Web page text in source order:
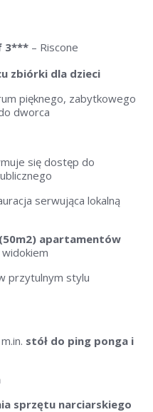
3*** – Riscone
zbiórki dla dzieci
pięknego, zabytkowego
dworca
się dostęp do
serwująca lokalną
apartamentów
przytulnym stylu
stół do ping ponga i
sprzętu narciarskiego